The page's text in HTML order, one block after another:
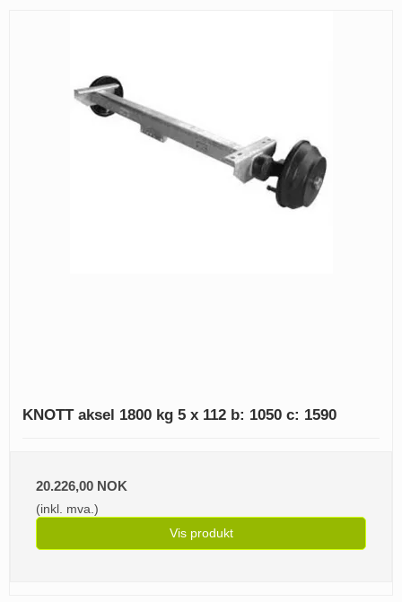
KNOTT aksel 1800 kg 5 x 112 b: 1050 c: 1590
20.226,00 NOK
(inkl. mva.)
Vis produkt